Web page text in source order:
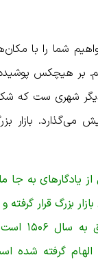
شما را با
بر هیچکس
شهری ست که
می‌گذارد. بازار
یادگارهای به جا
بزرگ قرار گرفته
این
الهام گرفته شده